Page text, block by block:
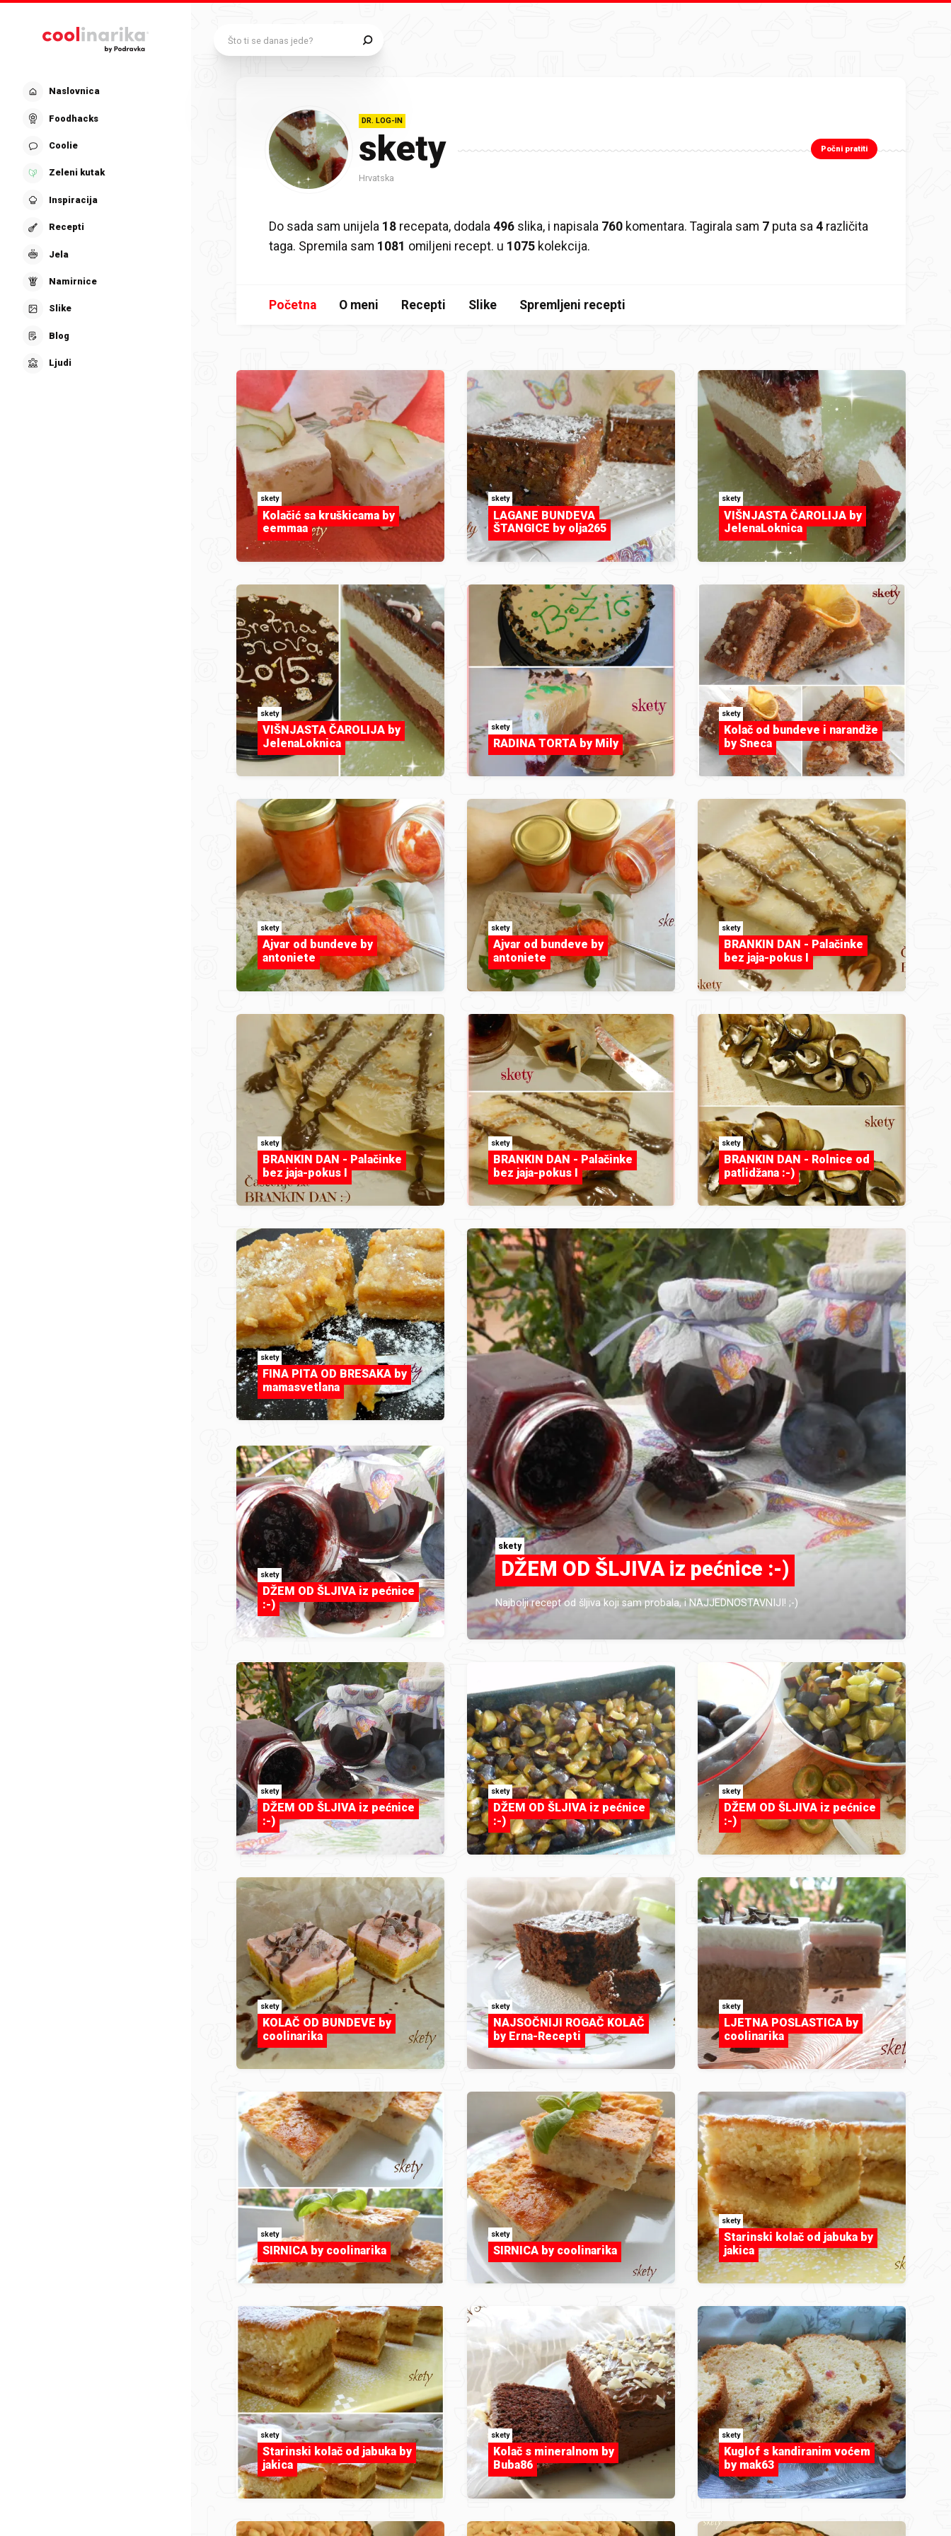
Naslovnica
Foodhacks
Coolie
Zeleni kutak
Inspiracija
Recepti
Jela
Namirnice
Slike
Blog
Ljudi
DR. LOG-IN
skety
Hrvatska
Počni pratiti
Do sada sam unijela 18 recepata, dodala496 slika, i napisala 760 komentara. Tagirala sam 7 puta sa4 različita
taga. Spremila sam 1081 omiljeni recept. u 1075 kolekcija.
Početna O meni Recepti Slike Spremljeni recepti
skety
Kolačić sa kruškicama by
eemmaa
skety
LAGANE BUNDEVA
ŠTANGICE by olja265
skety
VIŠNJASTA ČAROLIJA by
JelenaLoknica
skety
VIŠNJASTA ČAROLIJA by
JelenaLoknica
skety
RADINA TORTA by Mily
skety
Kolač od bundeve i narandže
by Sneca
skety
Ajvar od bundeve by
antoniete
skety
Ajvar od bundeve by
antoniete
skety
BRANKIN DAN - Palačinke
bez jaja-pokus I
skety
BRANKIN DAN - Palačinke
bez jaja-pokus I
skety
BRANKIN DAN - Palačinke
bez jaja-pokus I
skety
BRANKIN DAN - Rolnice od
patlidžana :-)
skety
FINA PITA OD BRESAKA by
mamasvetlana
skety
DŽEM OD ŠLJIVA iz pećnice :-)
Najbolji recept od šljiva koji sam probala, i NAJJEDNOSTAVNIJI! ;-)
skety
DŽEM OD ŠLJIVA iz pećnice
:-)
skety
DŽEM OD ŠLJIVA iz pećnice
:-)
skety
DŽEM OD ŠLJIVA iz pećnice
:-)
skety
DŽEM OD ŠLJIVA iz pećnice
:-)
skety
KOLAČ OD BUNDEVE by
coolinarika
skety
NAJSOČNIJI ROGAČ KOLAČ
by Erna-Recepti
skety
LJETNA POSLASTICA by
coolinarika
skety
SIRNICA by coolinarika
skety
SIRNICA by coolinarika
skety
Starinski kolač od jabuka by
jakica
skety
Starinski kolač od jabuka by
jakica
skety
Kolač s mineralnom by
Buba86
skety
Kuglof s kandiranim voćem
by mak63
Što ti se danas jede?